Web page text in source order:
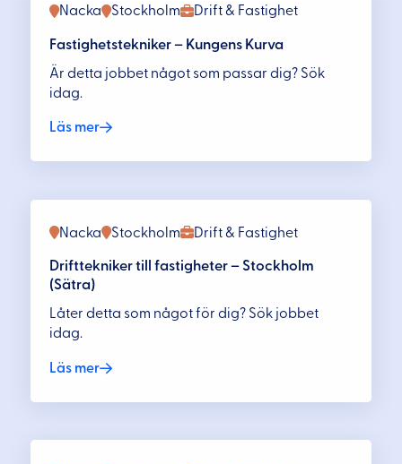
Drift & Fastighet
Nacka Stockholm
Fastighetstekniker – Kungens Kurva
Är detta jobbet något som passar dig? Sök
idag.
Läs mer
Drift & Fastighet
Nacka Stockholm
Drifttekniker till fastigheter – Stockholm
(Sätra)
Låter detta som något för dig? Sök jobbet
idag.
Läs mer